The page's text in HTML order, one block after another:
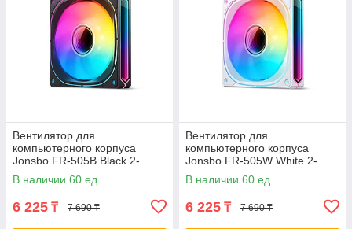
Вентилятор для
компьютерного корпуса
Jonsbo FR-505B Black 2-
021787
В наличии 60 ед.
6 225 ₸ 7 690 ₸
Вентилятор для
компьютерного корпуса
Jonsbo FR-505W White 2-
021788
В наличии 60 ед.
6 225 ₸ 7 690 ₸